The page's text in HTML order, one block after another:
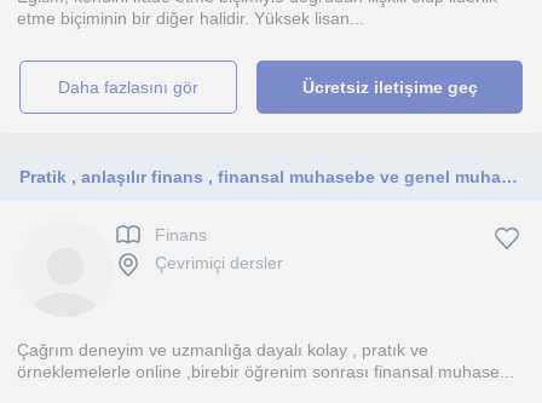
etme biçiminin bir diğer halidir. Yüksek lisan...
daha fazlasını gör Ücretsiz iletişime geç
Pratik , anlaşılır finans , finansal muhasebe ve genel muhasebe öğrenmek isteyen herkese 30 yıllik tecrübeli aktarım.
Finans
Çevrimiçi dersler
Çağrım deneyim ve uzmanlığa dayalı kolay , pratık ve
örneklemelerle online ,birebir öğrenim sonrası finansal muhase...